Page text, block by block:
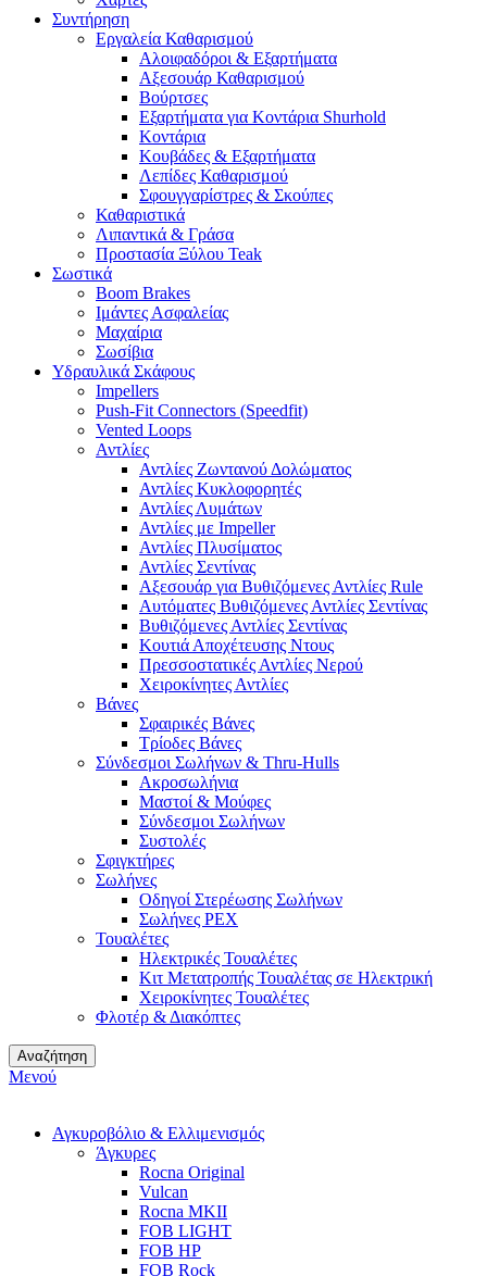
Συντήρηση
Εργαλεία Καθαρισμού
Αλοιφαδόροι & Εξαρτήματα
Αξεσουάρ Καθαρισμού
Βούρτσες
Εξαρτήματα για Κοντάρια Shurhold
Κοντάρια
Κουβάδες & Εξαρτήματα
Λεπίδες Καθαρισμού
Σφουγγαρίστρες & Σκούπες
Καθαριστικά
Λιπαντικά & Γράσα
Προστασία Ξύλου Teak
Σωστικά
Boom Brakes
Ιμάντες Ασφαλείας
Μαχαίρια
Σωσίβια
Υδραυλικά Σκάφους
Impellers
Push-Fit Connectors (Speedfit)
Vented Loops
Αντλίες
Αντλίες Ζωντανού Δολώματος
Αντλίες Κυκλοφορητές
Αντλίες Λυμάτων
Αντλίες με Impeller
Αντλίες Πλυσίματος
Αντλίες Σεντίνας
Αξεσουάρ για Βυθιζόμενες Αντλίες Rule
Αυτόματες Βυθιζόμενες Αντλίες Σεντίνας
Βυθιζόμενες Αντλίες Σεντίνας
Κουτιά Αποχέτευσης Ντους
Πρεσσοστατικές Αντλίες Νερού
Χειροκίνητες Αντλίες
Βάνες
Σφαιρικές Βάνες
Τρίοδες Βάνες
Σύνδεσμοι Σωλήνων & Thru-Hulls
Ακροσωλήνια
Μαστοί & Μούφες
Σύνδεσμοι Σωλήνων
Συστολές
Σφιγκτήρες
Σωλήνες
Οδηγοί Στερέωσης Σωλήνων
Σωλήνες PEX
Τουαλέτες
Ηλεκτρικές Τουαλέτες
Κιτ Μετατροπής Τουαλέτας σε Ηλεκτρική
Χειροκίνητες Τουαλέτες
Φλοτέρ & Διακόπτες
Αναζήτηση
Μενού
Αγκυροβόλιο & Ελλιμενισμός
Άγκυρες
Rocna Original
Vulcan
Rocna MKII
FOB LIGHT
FOB HP
FOB Rock